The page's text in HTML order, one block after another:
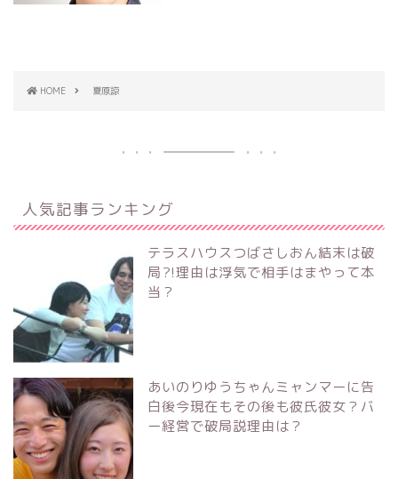
HOME 夏原諒
人気記事ランキング
テラスハウスつばさしおん結末は破
局?!理由は浮気で相手はまやって本
当？
あいのりゆうちゃんミャンマーに告
白後今現在もその後も彼氏彼女？バ
ー経営で破局説理由は？